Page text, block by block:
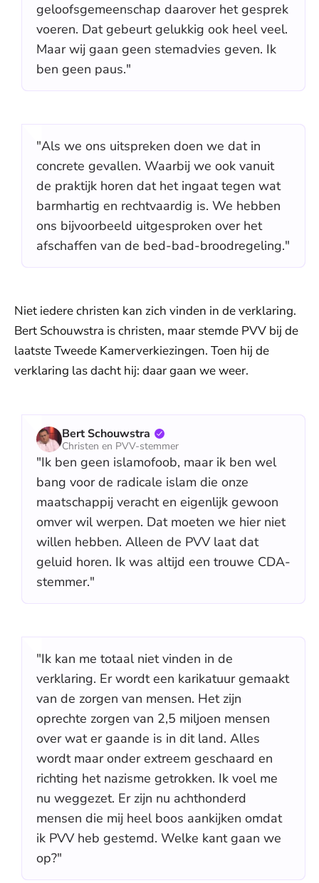
geloofsgemeenschap daarover het gesprek
voeren. Dat gebeurt gelukkig ook heel veel.
Maar wij gaan geen stemadvies geven. Ik
ben geen paus."
"Als we ons uitspreken doen we dat in
concrete gevallen. Waarbij we ook vanuit
de praktijk horen dat het ingaat tegen wat
barmhartig en rechtvaardig is. We hebben
ons bijvoorbeeld uitgesproken over het
afschaffen van de bed-bad-broodregeling."
Niet iedere christen kan zich vinden in de verklaring.
Bert Schouwstra is christen, maar stemde PVV bij de
laatste Tweede Kamerverkiezingen. Toen hij de
verklaring las dacht hij: daar gaan we weer.
Bert Schouwstra
Christen en PVV-stemmer
"Ik ben geen islamofoob, maar ik ben wel
bang voor de radicale islam die onze
maatschappij veracht en eigenlijk gewoon
omver wil werpen. Dat moeten we hier niet
willen hebben. Alleen de PVV laat dat
geluid horen. Ik was altijd een trouwe CDA-
stemmer."
"Ik kan me totaal niet vinden in de
verklaring. Er wordt een karikatuur gemaakt
van de zorgen van mensen. Het zijn
oprechte zorgen van 2,5 miljoen mensen
over wat er gaande is in dit land. Alles
wordt maar onder extreem geschaard en
richting het nazisme getrokken. Ik voel me
nu weggezet. Er zijn nu achthonderd
mensen die mij heel boos aankijken omdat
ik PVV heb gestemd. Welke kant gaan we
op?"